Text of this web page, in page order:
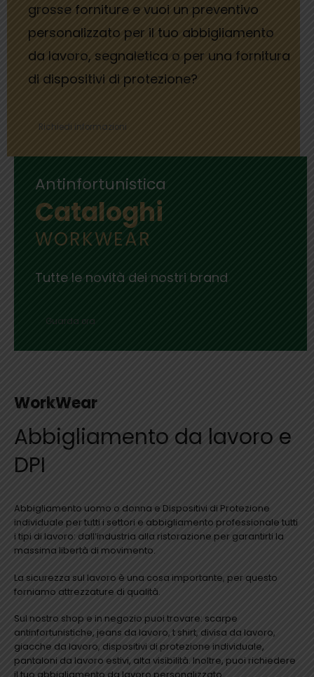
grosse forniture e vuoi un preventivo
personalizzato per il tuo abbigliamento
da lavoro, segnaletica o per una fornitura
di dispositivi di protezione?
Richiedi informazioni
Antinfortunistica
Cataloghi
WORKWEAR
Tutte le novità dei nostri brand
Guarda ora
WorkWear
Abbigliamento da lavoro e
DPI
Abbigliamento uomo o donna e Dispositivi di Protezione
individuale per tutti i settori e abbigliamento professionale tutti
i tipi di lavoro: dall’industria alla ristorazione per garantirti la
massima libertà di movimento.
La sicurezza sul lavoro è una cosa importante, per questo
forniamo attrezzature di qualità.
Sul nostro shop e in negozio puoi trovare: scarpe
antinfortunistiche, jeans da lavoro, t shirt, divisa da lavoro,
giacche da lavoro, dispositivi di protezione individuale,
pantaloni da lavoro estivi, alta visibilità. Inoltre, puoi richiedere